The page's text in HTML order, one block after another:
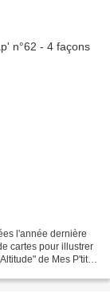
l'année dernière
cartes pour illustrer
de Mes P'tits